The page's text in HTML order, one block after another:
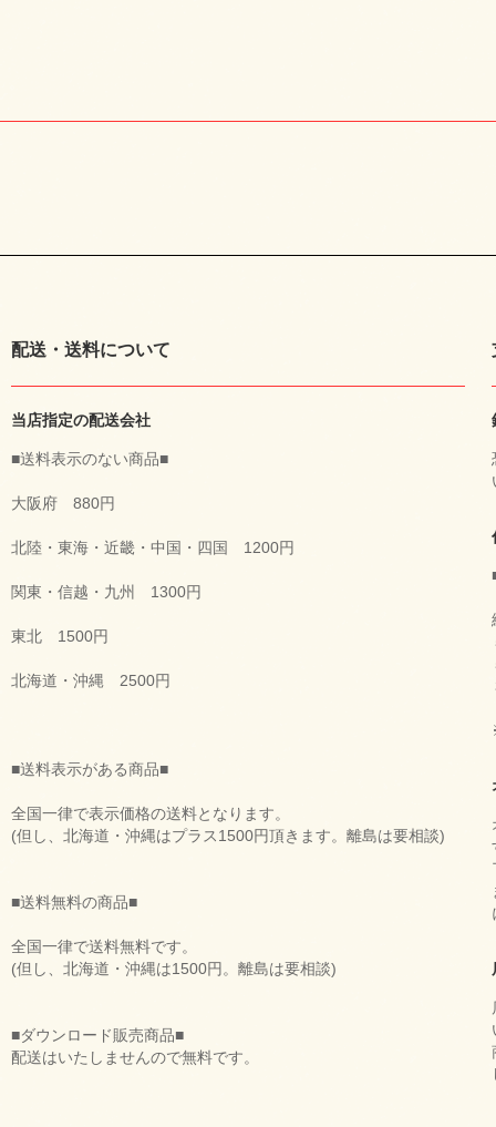
配送・送料について
当店指定の配送会社
■送料表示のない商品■
大阪府 880円
北陸・東海・近畿・中国・四国 1200円
関東・信越・九州 1300円
東北 1500円
北海道・沖縄 2500円
■送料表示がある商品■
全国一律で表示価格の送料となります。
(但し、北海道・沖縄はプラス1500円頂きます。離島は要相談)
■送料無料の商品■
全国一律で送料無料です。
(但し、北海道・沖縄は1500円。離島は要相談)
■ダウンロード販売商品■
配送はいたしませんので無料です。